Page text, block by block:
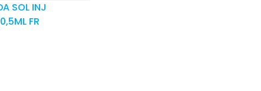
SOL INJ
FR